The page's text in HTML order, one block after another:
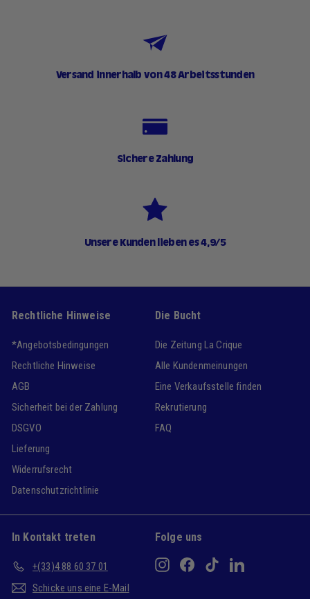
Versand innerhalb von 48 Arbeitsstunden
Sichere Zahlung
Unsere Kunden lieben es 4,9/5
Rechtliche Hinweise
*Angebotsbedingungen
Rechtliche Hinweise
AGB
Sicherheit bei der Zahlung
DSGVO
Lieferung
Widerrufsrecht
Datenschutzrichtlinie
Die Bucht
Die Zeitung La Crique
Alle Kundenmeinungen
Eine Verkaufsstelle finden
Rekrutierung
FAQ
In Kontakt treten
+(33)4 88 60 37 01
Schicke uns eine E-Mail
Folge uns
InstagramFacebookTikTokLinkedIn